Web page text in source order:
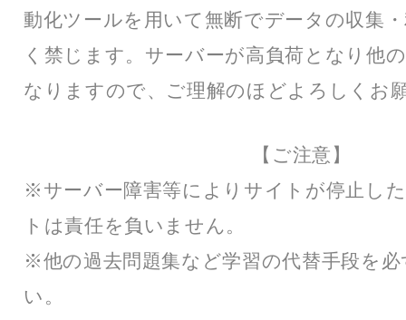
動化ツールを用いて無断でデータの収集
く禁じます。サーバーが高負荷となり他
なりますので、ご理解のほどよろしくお
【ご注意】
※サーバー障害等によりサイトが停止し
トは責任を負いません。
※他の過去問題集など学習の代替手段を
い。